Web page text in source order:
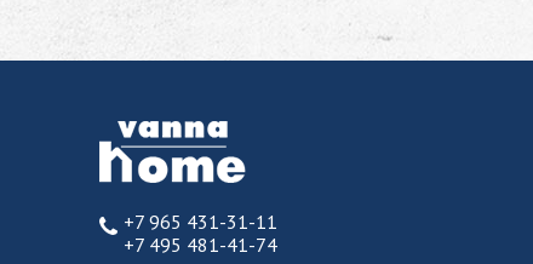
+7 965 431-31-11
+7 495 481-41-74